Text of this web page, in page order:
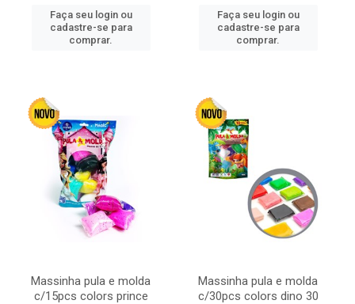
Faça seu login ou
cadastre-se para
comprar.
Faça seu login ou
cadastre-se para
comprar.
Massinha pula e molda
c/15pcs colors prince
Massinha pula e molda
c/30pcs colors dino 30